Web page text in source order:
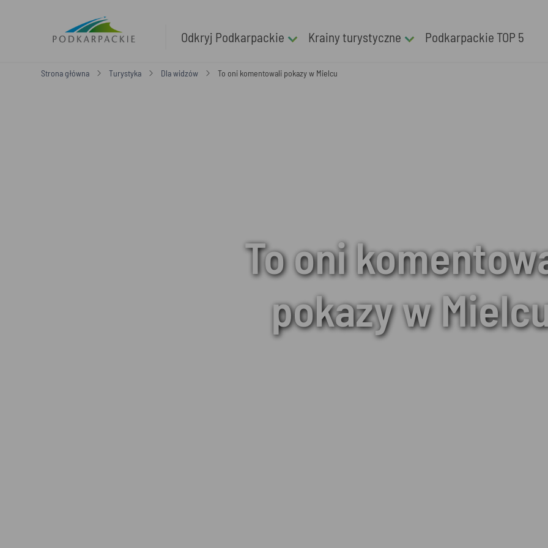
Odkryj Podkarpackie Krainy turystyczne Podkarpackie TOP 5
Strona główna Turystyka Dla widzów To oni komentowali pokazy w Mielcu
To oni
pokazy w